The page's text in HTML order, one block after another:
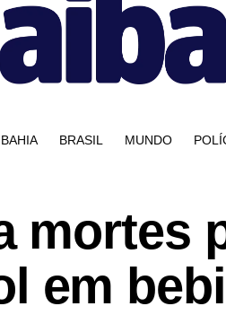
BAHIA BRASIL MUNDO
mortes
em